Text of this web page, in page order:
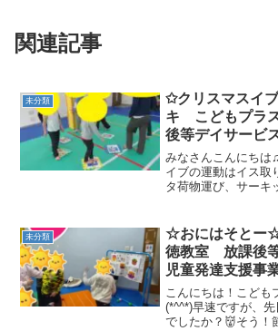
関連記事
未分類
✩クリスマスイ
キ こどもプラ
後等デイサービ
事業 無料送迎
害 運動療育
川市 浦安市
みなさんこんにちは
イブの運動はイス取
タ荷物運び、サーキ
すね。みんな音楽が
ります(*^。^*)荷物...
未分類
☆おにはそとー
徳教室 放課後
児童発達支援
ADHD 自閉症
動療育 遊び
浦安市
こんにちは！こども
(*^^*)早速ですが、
でしたか？👹そう！